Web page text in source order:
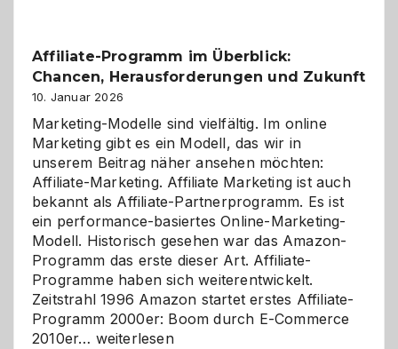
Affiliate-Programm im Überblick:
Chancen, Herausforderungen und Zukunft
10. Januar 2026
Marketing-Modelle sind vielfältig. Im online
Marketing gibt es ein Modell, das wir in
unserem Beitrag näher ansehen möchten:
Affiliate-Marketing. Affiliate Marketing ist auch
bekannt als Affiliate-Partnerprogramm. Es ist
ein performance-basiertes Online-Marketing-
Modell. Historisch gesehen war das Amazon-
Programm das erste dieser Art. Affiliate-
Programme haben sich weiterentwickelt.
Zeitstrahl 1996 Amazon startet erstes Affiliate-
Programm 2000er: Boom durch E-Commerce
2010er… Affiliate-
weiterlesen